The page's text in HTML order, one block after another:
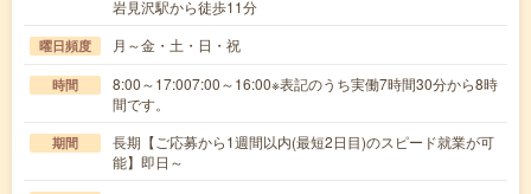
岩見沢駅から徒歩11分
曜日頻度 月～金・土・日・祝
時間
8:00～17:007:00～16:00※表記のうち実働7時間30分から8時
間です。
期間
長期【ご応募から1週間以内(最短2日目)のスピード就業が可
能】即日～